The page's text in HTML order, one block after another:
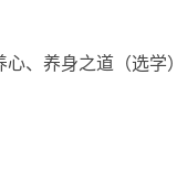
、养身之道（选学）